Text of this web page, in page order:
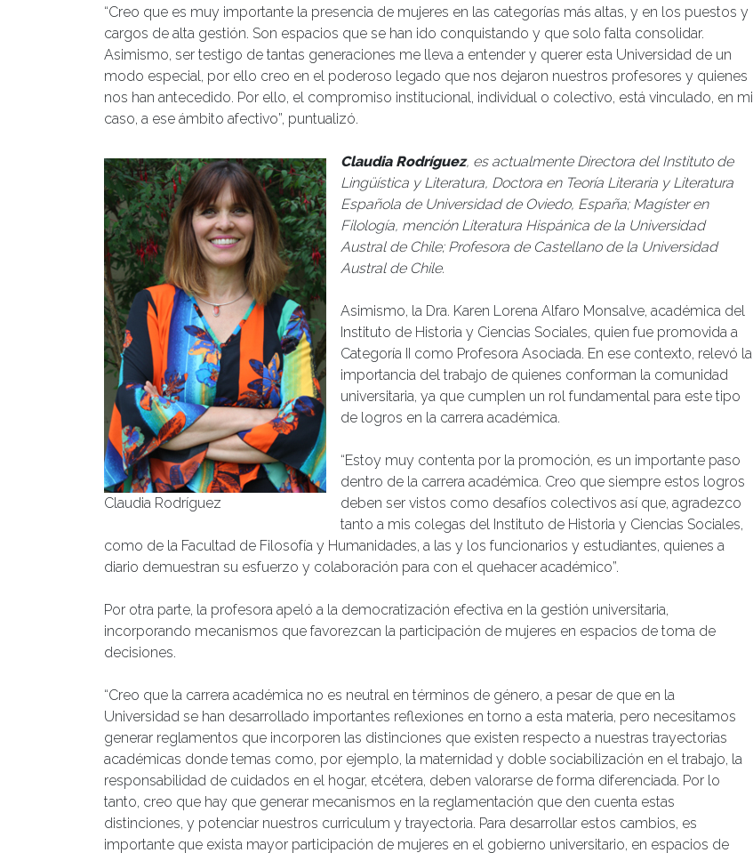
“Creo que es muy importante la presencia de mujeres en las categorías más altas, y en los puestos y
cargos de alta gestión. Son espacios que se han ido conquistando y que solo falta consolidar.
Asimismo, ser testigo de tantas generaciones me lleva a entender y querer esta Universidad de un
modo especial, por ello creo en el poderoso legado que nos dejaron nuestros profesores y quienes
nos han antecedido. Por ello, el compromiso institucional, individual o colectivo, está vinculado, en mi
caso, a ese ámbito afectivo”, puntualizó.
Claudia Rodríguez
Claudia Rodríguez, es actualmente Directora del Instituto de
Lingüística y Literatura, Doctora en Teoría Literaria y Literatura
Española de Universidad de Oviedo, España; Magíster en
Filología, mención Literatura Hispánica de la Universidad
Austral de Chile; Profesora de Castellano de la Universidad
Austral de Chile.
Asimismo, la Dra. Karen Lorena Alfaro Monsalve, académica del
Instituto de Historia y Ciencias Sociales, quien fue promovida a
Categoría II como Profesora Asociada. En ese contexto, relevó la
importancia del trabajo de quienes conforman la comunidad
universitaria, ya que cumplen un rol fundamental para este tipo
de logros en la carrera académica.
“Estoy muy contenta por la promoción, es un importante paso
dentro de la carrera académica. Creo que siempre estos logros
deben ser vistos como desafíos colectivos así que, agradezco
tanto a mis colegas del Instituto de Historia y Ciencias Sociales,
como de la Facultad de Filosofía y Humanidades, a las y los funcionarios y estudiantes, quienes a
diario demuestran su esfuerzo y colaboración para con el quehacer académico”.
Por otra parte, la profesora apeló a la democratización efectiva en la gestión universitaria,
incorporando mecanismos que favorezcan la participación de mujeres en espacios de toma de
decisiones.
“Creo que la carrera académica no es neutral en términos de género, a pesar de que en la
Universidad se han desarrollado importantes reflexiones en torno a esta materia, pero necesitamos
generar reglamentos que incorporen las distinciones que existen respecto a nuestras trayectorias
académicas donde temas como, por ejemplo, la maternidad y doble sociabilización en el trabajo, la
responsabilidad de cuidados en el hogar, etcétera, deben valorarse de forma diferenciada. Por lo
tanto, creo que hay que generar mecanismos en la reglamentación que den cuenta estas
distinciones, y potenciar nuestros curriculum y trayectoria. Para desarrollar estos cambios, es
importante que exista mayor participación de mujeres en el gobierno universitario, en espacios de